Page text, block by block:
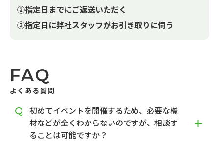
②指定日までにご返送いただく
③指定日に弊社スタッフがお引き取りに伺う
FAQ
よくある質問
初めてイベントを開催するため、必要な機
材などが全くわからないのですが、相談す
ることは可能ですか？